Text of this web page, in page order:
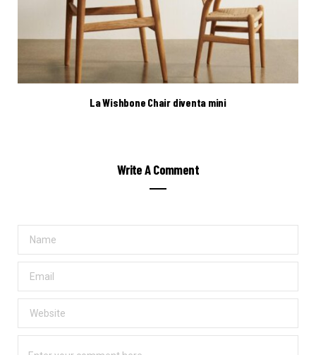
La Wishbone Chair diventa mini
Write A Comment